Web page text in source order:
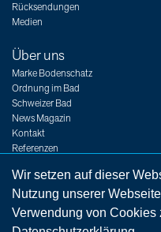
Rücksendungen
Medien
Über uns
Marke Bodenschatz
Ordnung im Bad
Schweizer Bad
News Magazin
Kontakt
Referenzen
Jobs
Wir setzen auf dieser
Nutzung unserer
Verwendung von Cookies